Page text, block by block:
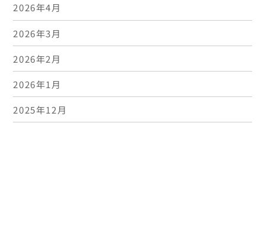
2026年4月
2026年3月
2026年2月
2026年1月
2025年12月
Top